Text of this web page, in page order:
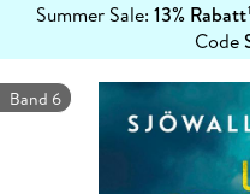
Summer Sale: 13% Rabatt
Code
erfahren
Band 6